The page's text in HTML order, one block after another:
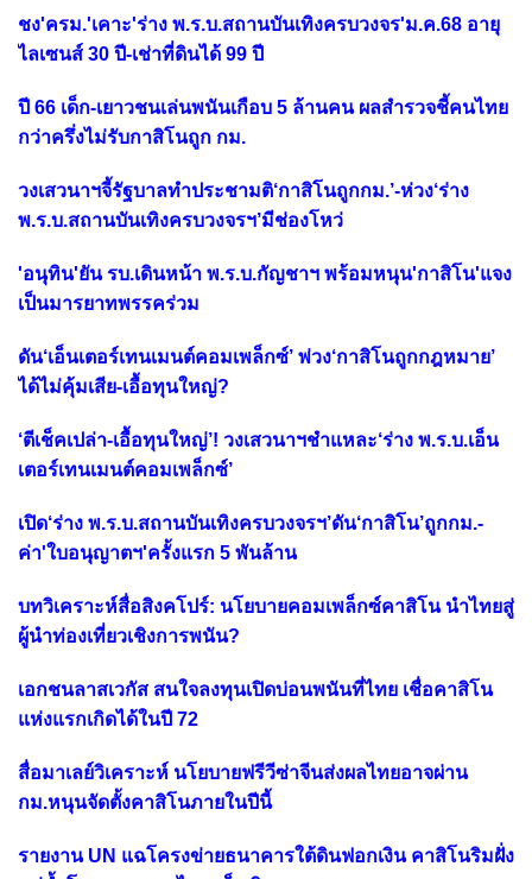
ชง'ครม.'เคาะ'ร่าง พ.ร.บ.สถานบันเทิงครบวงจร'ม.ค.68 อายุ
ไลเซนส์ 30 ปี-เช่าที่ดินได้ 99 ปี
ปี 66 เด็ก-เยาวชนเล่นพนันเกือบ 5 ล้านคน ผลสำรวจชี้คนไทย
กว่าครึ่งไม่รับกาสิโนถูก กม.
วงเสวนาฯจี้รัฐบาลทำประชามติ‘กาสิโนถูกกม.’-ห่วง‘ร่าง
พ.ร.บ.สถานบันเทิงครบวงจรฯ’มีช่องโหว่
'อนุทิน'ยัน รบ.เดินหน้า พ.ร.บ.กัญชาฯ พร้อมหนุน'กาสิโน'แจง
เป็นมารยาทพรรคร่วม
ดัน‘เอ็นเตอร์เทนเมนต์คอมเพล็กซ์’ พ่วง‘กาสิโนถูกกฎหมาย’
ได้ไม่คุ้มเสีย-เอื้อทุนใหญ่?
‘ตีเช็คเปล่า-เอื้อทุนใหญ่’! วงเสวนาฯชำแหละ‘ร่าง พ.ร.บ.เอ็น
เตอร์เทนเมนต์คอมเพล็กซ์’
เปิด‘ร่าง พ.ร.บ.สถานบันเทิงครบวงจรฯ’ดัน‘กาสิโน’ถูกกม.-
ค่า'ใบอนุญาตฯ'ครั้งแรก 5 พันล้าน
บทวิเคราะห์สื่อสิงคโปร์: นโยบายคอมเพล็กซ์คาสิโน นำไทยสู่
ผู้นำท่องเที่ยวเชิงการพนัน?
เอกชนลาสเวกัส สนใจลงทุนเปิดบ่อนพนันที่ไทย เชื่อคาสิโน
แห่งแรกเกิดได้ในปี 72
สื่อมาเลย์วิเคราะห์ นโยบายฟรีวีซ่าจีนส่งผลไทยอาจผ่าน
กม.หนุนจัดตั้งคาสิโนภายในปีนี้
รายงาน UN แฉโครงข่ายธนาคารใต้ดินฟอกเงิน คาสิโนริมฝั่ง